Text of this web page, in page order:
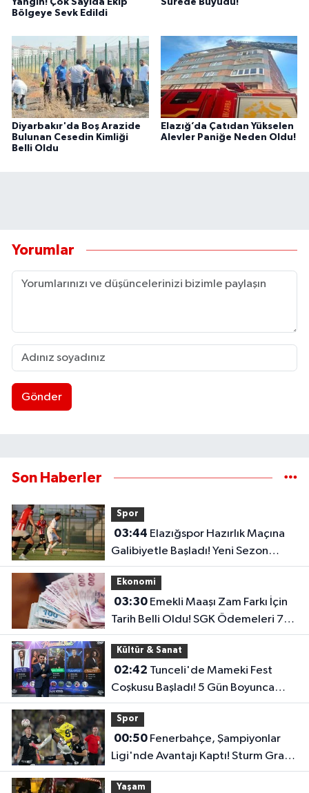
Bölgeye Sevk Edildi
Diyarbakır'da Boş Arazide
Bulunan Cesedin Kimliği
Belli Oldu
Elazığ’da Çatıdan Yükselen
Alevler Paniğe Neden Oldu!
Yorumlar
Gönder
Son Haberler
Spor
03:44
Galibiyetle Başladı! Yeni Sezon
Öncesi Umut Veren Performans
Ekonomi
03:30Emekli Maaşı Zam Farkı İçin
Tarih Belli Oldu! SGK Ödemeleri 7
Ağustos'ta Başlıyor
Kültür & Sanat
02:42
Coşkusu Başladı! 5 Gün Boyunca
Etkinlikler Düzenlenecek
Spor
00:50Fenerbahçe, Şampiyonlar
Ligi'nde Avantajı Kaptı! Sturm Graz'ı
2-0 Mağlup Etti
Yaşam